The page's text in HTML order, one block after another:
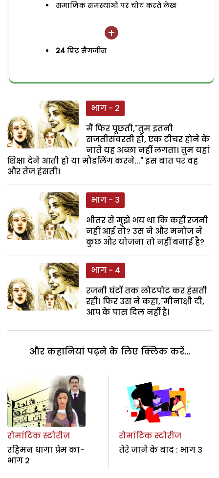
समाजिक समस्याओं पर चोट करते लेख
24 प्रिंट मैगजीन
भाग - 2
मैं फिर पूछती,"तुम इतनी
सजतीसंवरती हो, एक टीचर होने के
नाते यह अच्छा नहीं लगता। तुम यहां
शिक्षा देने आती हो या मौडलिंग करने..." इस बात पर वह
और तेज हंसती।
भाग - 3
भीतर से मुझे भय था कि कहीं रजनी
नहीं आई तो? उस ने और मनोज ने
कुछ और योजना तो नहीं बनाई है?
भाग - 4
रजनी घंटों तक लोटपोट कर हंसती
रही। फिर उस ने कहा,"मीनाक्षी दी,
आप के पास दिल नहीं है।
और कहानियां पढ़ने के लिए क्लिक करें...
रोमांटिक स्टोरीज
रहिमन धागा प्रेम का-
भाग 2
रोमांटिक स्टोरीज
तेरे जाने के बाद : भाग 3